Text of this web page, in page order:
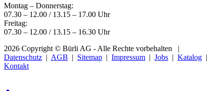
Montag – Donnerstag:
07.30 – 12.00 / 13.15 – 17.00 Uhr
Freitag:
07.30 – 12.00 / 13.15 – 16.30 Uhr
2026 Copyright © Bürli AG - Alle Rechte vorbehalten |
Datenschutz | AGB | Sitemap | Impressum | Jobs | Katalog |
Kontakt